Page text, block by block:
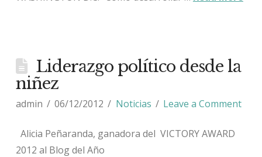
Liderazgo político desde la
niñez
admin 06/12/2012 Noticias Leave a Comment
Alicia Peñaranda, ganadora del VICTORY AWARD
2012 al Blog del Año